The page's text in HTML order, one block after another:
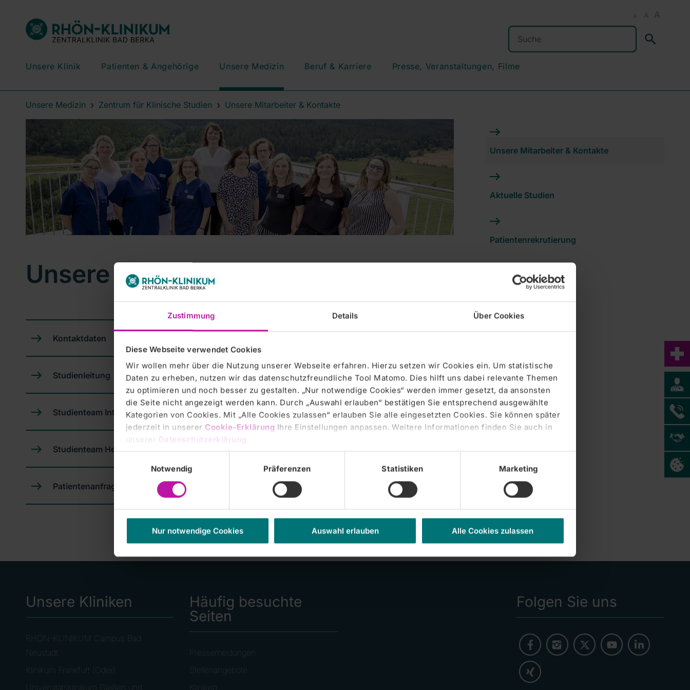
Zustimmung Details Über Cookies
Diese Webseite verwendet Cookies
Wir wollen mehr über die Nutzung unserer Webseite erfahren. Hierzu setzen wir Cookies ein. Um statistische
Daten zu erheben, nutzen wir das datenschutzfreundliche Tool Matomo. Dies hilft uns dabei relevante Themen
zu optimieren und noch besser zu gestalten. „Nur notwendige Cookies“ werden immer gesetzt, da ansonsten
die Seite nicht angezeigt werden kann. Durch „Auswahl erlauben“ bestätigen Sie entsprechend ausgewählte
Kategorien von Cookies. Mit „Alle Cookies zulassen“ erlauben Sie alle eingesetzten Cookies. Sie können später
jederzeit in unserer Cookie-Erklärung Ihre Einstellungen anpassen. Weitere Informationen finden Sie auch in
unserer Datenschutzerklärung
Notwendig
Präferenzen Statistiken Marketing
Nur notwendige Cookies Auswahl erlauben Alle Cookies zulassen
A A A
Suchen
Unsere Klinik Patienten & Angehörige Unsere Medizin Beruf & Karriere Presse, Veranstaltungen, Filme
Unsere Medizin Zentrum für Klinische Studien Unsere Mitarbeiter & Kontakte
Unsere Mitarbeiter & Kontakte
Kontaktdaten
Studienleitung
Studienteam Interdisziplinär
Studienteam Herzzentrum
Patientenanfragen
Unsere Mitarbeiter & Kontakte
Aktuelle Studien
Patientenrekrutierung
Unsere Kliniken
RHÖN-KLINIKUM Campus Bad
Neustadt
Klinikum Frankfurt (Oder)
Universitätsklinikum Gießen und
Häufig besuchte
Seiten
Pressemeldungen
Stellenangebote
Kliniken
Folgen Sie uns
Zentralklinik Bad Berka GmbH